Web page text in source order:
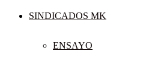
SINDICADOS MK
ENSAYO